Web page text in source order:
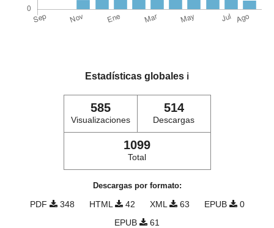
Estadísticas globales ℹ️
585
Visualizaciones
514
Descargas
1099
Total
Descargas por formato:
PDF 348 HTML 42 XML 63 EPUB
0
EPUB
61